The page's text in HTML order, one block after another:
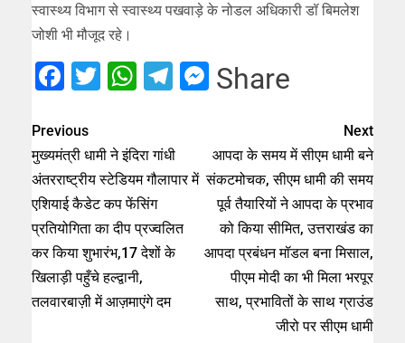
स्वास्थ्य विभाग से स्वास्थ्य पखवाड़े के नोडल अधिकारी डॉ बिमलेश
जोशी भी मौजूद रहे।
Facebook
Twitter
WhatsApp
Telegram
Messenger
Share
Previous
मुख्यमंत्री धामी ने इंदिरा गांधी
अंतरराष्ट्रीय स्टेडियम गौलापार में
एशियाई कैडेट कप फेंसिंग
प्रतियोगिता का दीप प्रज्वलित
कर किया शुभारंभ,17 देशों के
खिलाड़ी पहुँचे हल्द्वानी,
तलवारबाज़ी में आज़माएंगे दम
Next
आपदा के समय में सीएम धामी बने
संकटमोचक, सीएम धामी की समय
पूर्व तैयारियों ने आपदा के प्रभाव
को किया सीमित, उत्तराखंड का
आपदा प्रबंधन मॉडल बना मिसाल,
पीएम मोदी का भी मिला भरपूर
साथ, प्रभावितों के साथ ग्राउंड
जीरो पर सीएम धामी